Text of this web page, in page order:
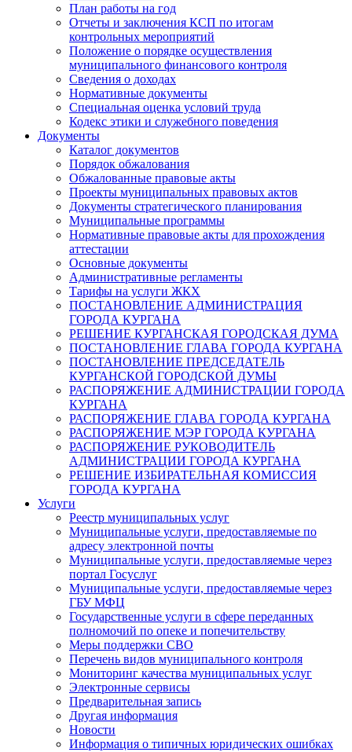
План работы на год
Отчеты и заключения КСП по итогам
контрольных мероприятий
Положение о порядке осуществления
муниципального финансового контроля
Сведения о доходах
Нормативные документы
Специальная оценка условий труда
Кодекс этики и служебного поведения
Документы
Каталог документов
Порядок обжалования
Обжалованные правовые акты
Проекты муниципальных правовых актов
Документы стратегического планирования
Муниципальные программы
Нормативные правовые акты для прохождения
аттестации
Основные документы
Административные регламенты
Тарифы на услуги ЖКХ
ПОСТАНОВЛЕНИЕ АДМИНИСТРАЦИЯ
ГОРОДА КУРГАНА
РЕШЕНИЕ КУРГАНСКАЯ ГОРОДСКАЯ ДУМА
ПОСТАНОВЛЕНИЕ ГЛАВА ГОРОДА КУРГАНА
ПОСТАНОВЛЕНИЕ ПРЕДСЕДАТЕЛЬ
КУРГАНСКОЙ ГОРОДСКОЙ ДУМЫ
РАСПОРЯЖЕНИЕ АДМИНИСТРАЦИИ ГОРОДА
КУРГАНА
РАСПОРЯЖЕНИЕ ГЛАВА ГОРОДА КУРГАНА
РАСПОРЯЖЕНИЕ МЭР ГОРОДА КУРГАНА
РАСПОРЯЖЕНИЕ РУКОВОДИТЕЛЬ
АДМИНИСТРАЦИИ ГОРОДА КУРГАНА
РЕШЕНИЕ ИЗБИРАТЕЛЬНАЯ КОМИССИЯ
ГОРОДА КУРГАНА
Услуги
Реестр муниципальных услуг
Муниципальные услуги, предоставляемые по
адресу электронной почты
Муниципальные услуги, предоставляемые через
портал Госуслуг
Муниципальные услуги, предоставляемые через
ГБУ МФЦ
Государственные услуги в сфере переданных
полномочий по опеке и попечительству
Меры поддержки СВО
Перечень видов муниципального контроля
Мониторинг качества муниципальных услуг
Электронные сервисы
Предварительная запись
Другая информация
Новости
Информация о типичных юридических ошибках